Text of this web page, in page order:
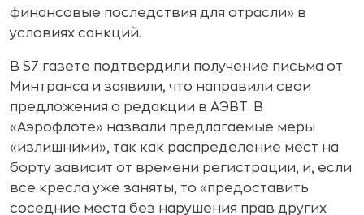
финансовые последствия для отрасли» в
условиях санкций.
В S7 газете подтвердили получение письма от
Минтранса и заявили, что направили свои
предложения о редакции в АЭВТ. В
«Аэрофлоте» назвали предлагаемые меры
«излишними», так как распределение мест на
борту зависит от времени регистрации, и, если
все кресла уже заняты, то «предоставить
соседние места без нарушения прав других